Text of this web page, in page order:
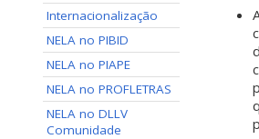
Internacionalização
NELA no PIBID
NELA no PIAPE
NELA no PROFLETRAS
NELA no DLLV
Comunidade